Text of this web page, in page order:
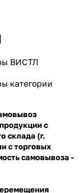
ВИСТЛ
категории
с
склада (г.
с торговых
самовывоза -